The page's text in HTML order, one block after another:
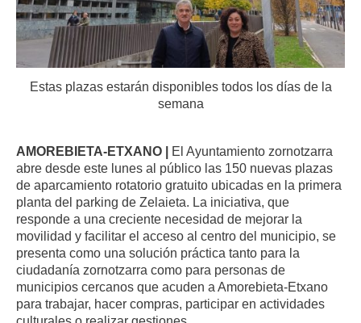
Estas plazas estarán disponibles todos los días de la
semana
AMOREBIETA-ETXANO | El Ayuntamiento zornotzarra
abre desde este lunes al público las 150 nuevas plazas
de aparcamiento rotatorio gratuito ubicadas en la primera
planta del parking de Zelaieta. La iniciativa, que
responde a una creciente necesidad de mejorar la
movilidad y facilitar el acceso al centro del municipio, se
presenta como una solución práctica tanto para la
ciudadanía zornotzarra como para personas de
municipios cercanos que acuden a Amorebieta-Etxano
para trabajar, hacer compras, participar en actividades